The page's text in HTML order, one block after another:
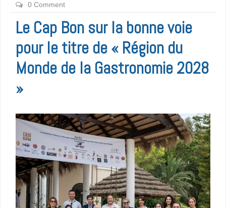
0 Comment
Le Cap Bon sur la bonne voie
pour le titre de « Région du
Monde de la Gastronomie 2028
»